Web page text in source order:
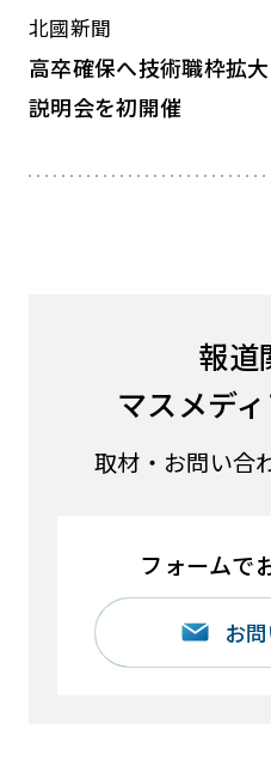
北國新聞
高卒確保へ技術職枠拡
説明会を初開催
報道
マスメデ
取材・お問い合
フォームで
お